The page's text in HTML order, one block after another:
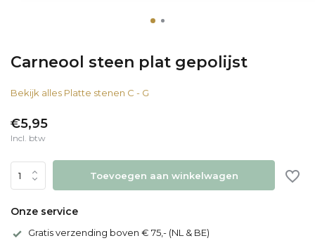
Carneool steen plat gepolijst
Bekijk alles Platte stenen C - G
€5,95
Incl. btw
Toevoegen aan winkelwagen
Onze service
Gratis verzending boven € 75,- (NL & BE)